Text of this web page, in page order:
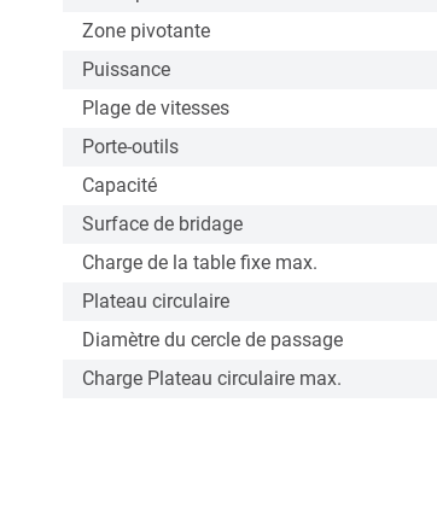
Zone pivotante
Puissance
Plage de vitesses
Porte-outils
Capacité
Surface de bridage
Charge de la table fixe max.
Plateau circulaire
Diamètre du cercle de passage
Charge Plateau circulaire max.